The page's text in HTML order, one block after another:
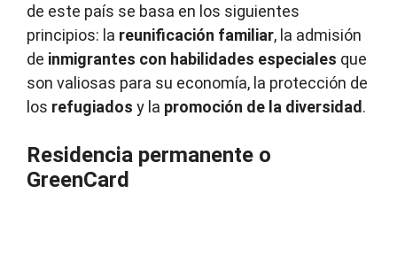
de este país se basa en los siguientes
principios: la reunificación familiar, la admisión
de inmigrantes con habilidades especiales que
son valiosas para su economía, la protección de
los refugiados y la promoción de la diversidad .
Residencia permanente o
GreenCard